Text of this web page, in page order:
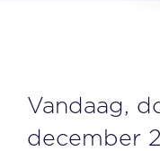
Vandaag,
december